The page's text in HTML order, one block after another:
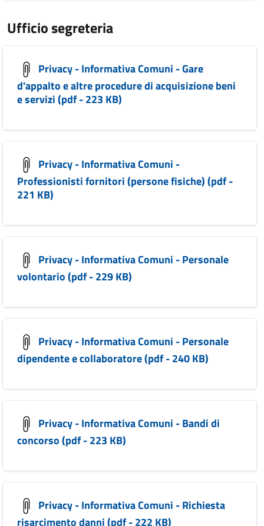
Ufficio segreteria
Privacy - Informativa Comuni - Gare
d'appalto e altre procedure di acquisizione beni
e servizi (pdf - 223 KB)
Privacy - Informativa Comuni -
Professionisti fornitori (persone fisiche) (pdf -
221 KB)
Privacy - Informativa Comuni - Personale
volontario (pdf - 229 KB)
Privacy - Informativa Comuni - Personale
dipendente e collaboratore (pdf - 240 KB)
Privacy - Informativa Comuni - Bandi di
concorso (pdf - 223 KB)
Privacy - Informativa Comuni - Richiesta
risarcimento danni (pdf - 222 KB)